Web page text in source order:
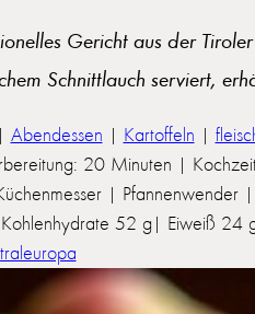
Gericht aus der
Schnittlauch serviert,
| Abendessen | Kartoffeln |
20 Minuten |
| Pfannenwender
52 g| Eiweiß 24